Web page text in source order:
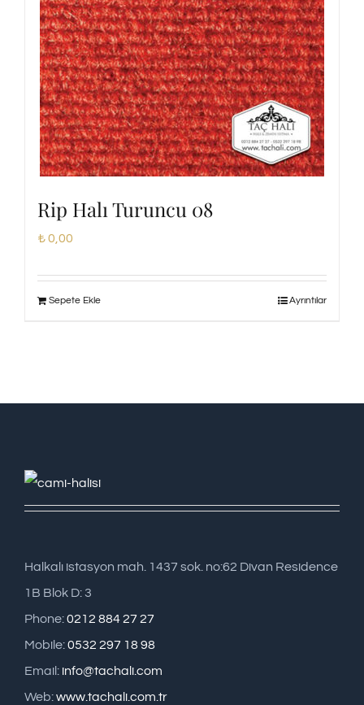
Rip Halı Turuncu 08
₺0,00
Sepete Ekle Ayrıntılar
Halkalı istasyon mah. 1437 sok. no:62 Divan Residence
1B Blok D: 3
Phone:0212 884 27 27
Mobile:0532 297 18 98
Email: info@tachali.com
Web:www.tachali.com.tr